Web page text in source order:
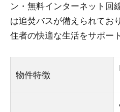
ン・無料インターネット回
は追焚バスが備えられてお
住者の快適な生活をサポー
物件特徴